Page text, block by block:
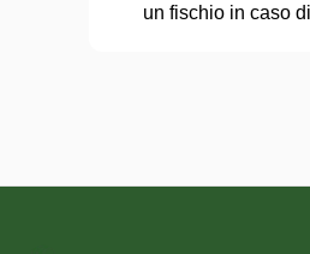
un fischio in caso